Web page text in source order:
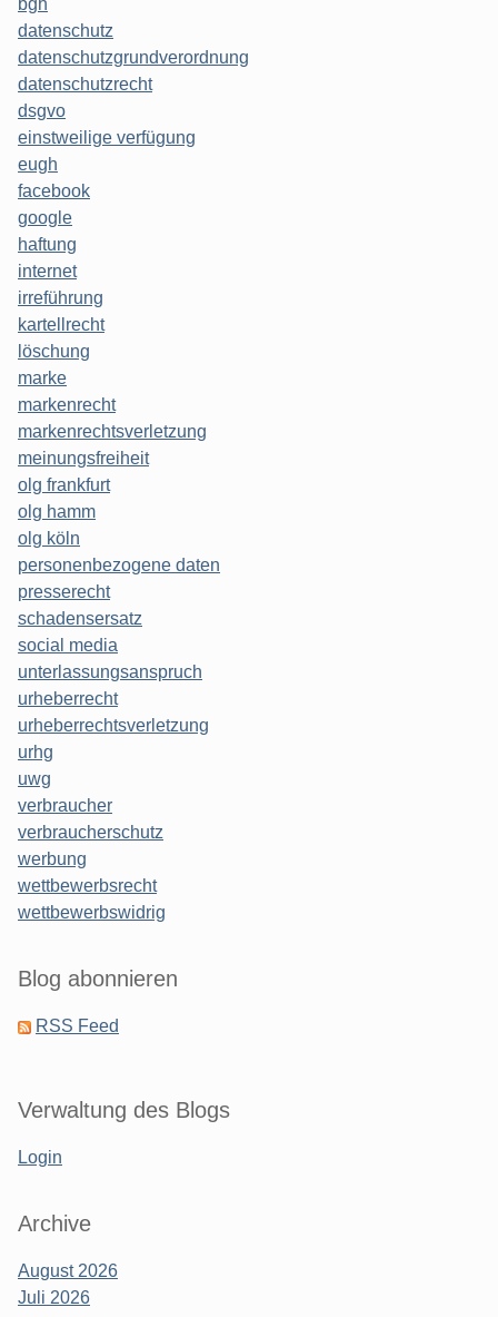
datenschutz
datenschutzgrundverordnung
datenschutzrecht
dsgvo
einstweilige verfügung
eugh
facebook
google
haftung
internet
irreführung
kartellrecht
löschung
marke
markenrecht
markenrechtsverletzung
meinungsfreiheit
olg frankfurt
olg hamm
olg köln
personenbezogene daten
presserecht
schadensersatz
social media
unterlassungsanspruch
urheberrecht
urheberrechtsverletzung
urhg
uwg
verbraucher
verbraucherschutz
werbung
wettbewerbsrecht
wettbewerbswidrig
Blog abonnieren
RSS Feed
Verwaltung des Blogs
Login
Archive
August 2026
Juli 2026